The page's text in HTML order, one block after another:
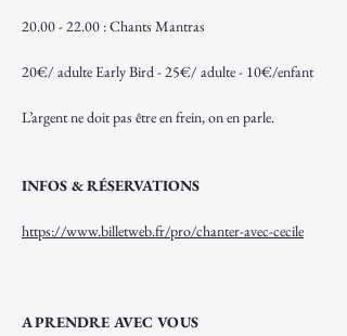
20.00 - 22.00 : Chants Mantras
20€/ adulte Early Bird - 25€/ adulte - 10€/enfant
L’argent ne doit pas être en frein, on en parle.
INFOS & RÉSERVATIONS
https://www.billetweb.fr/pro/chanter-avec-cecile
A PRENDRE AVEC VOUS